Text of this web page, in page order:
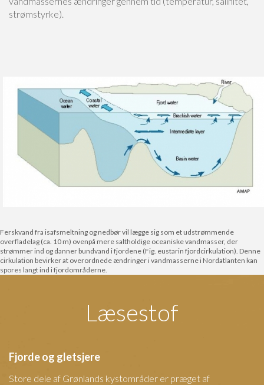
strømstyrke).
Ferskvand fra isafsmeltning og nedbør vil lægge sig som et udstrømmende
overfladelag (ca. 10 m) ovenpå mere saltholdige oceaniske vandmasser, der
strømmer ind og danner bundvand i fjordene (Fig. eustarin fjordcirkulation). Denne
cirkulation bevirker at overordnede ændringer i vandmasserne i Nordatlanten kan
spores langt ind i fjordområderne.
Læsestof
Fjorde og gletsjere
Store dele af Grønlands kystområder er præget af